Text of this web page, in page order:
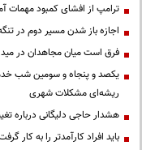
ترامپ از افشای کمبود مهمات
اجازه باز شدن مسیر دوم در
فرق است میان مجاهدان در
یکصد و پنجاه و سومین شب
ریشه‌ای مشکلات شهری
هشدار حاجی دلیگانی درباره
باید افراد کارآمدتر را به